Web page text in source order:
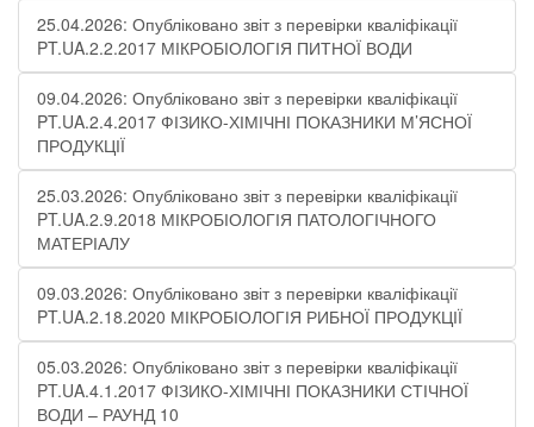
25.04.2026: Опубліковано звіт з перевірки кваліфікації
PT.UA.2.2.2017 МІКРОБІОЛОГІЯ ПИТНОЇ ВОДИ
09.04.2026: Опубліковано звіт з перевірки кваліфікації
PT.UA.2.4.2017 ФІЗИКО-ХІМІЧНІ ПОКАЗНИКИ М’ЯСНОЇ
ПРОДУКЦІЇ
25.03.2026: Опубліковано звіт з перевірки кваліфікації
PT.UA.2.9.2018 МІКРОБІОЛОГІЯ ПАТОЛОГІЧНОГО
МАТЕРІАЛУ
09.03.2026: Опубліковано звіт з перевірки кваліфікації
PT.UA.2.18.2020 МІКРОБІОЛОГІЯ РИБНОЇ ПРОДУКЦІЇ
05.03.2026: Опубліковано звіт з перевірки кваліфікації
PT.UA.4.1.2017 ФІЗИКО-ХІМІЧНІ ПОКАЗНИКИ СТІЧНОЇ
ВОДИ – РАУНД 10